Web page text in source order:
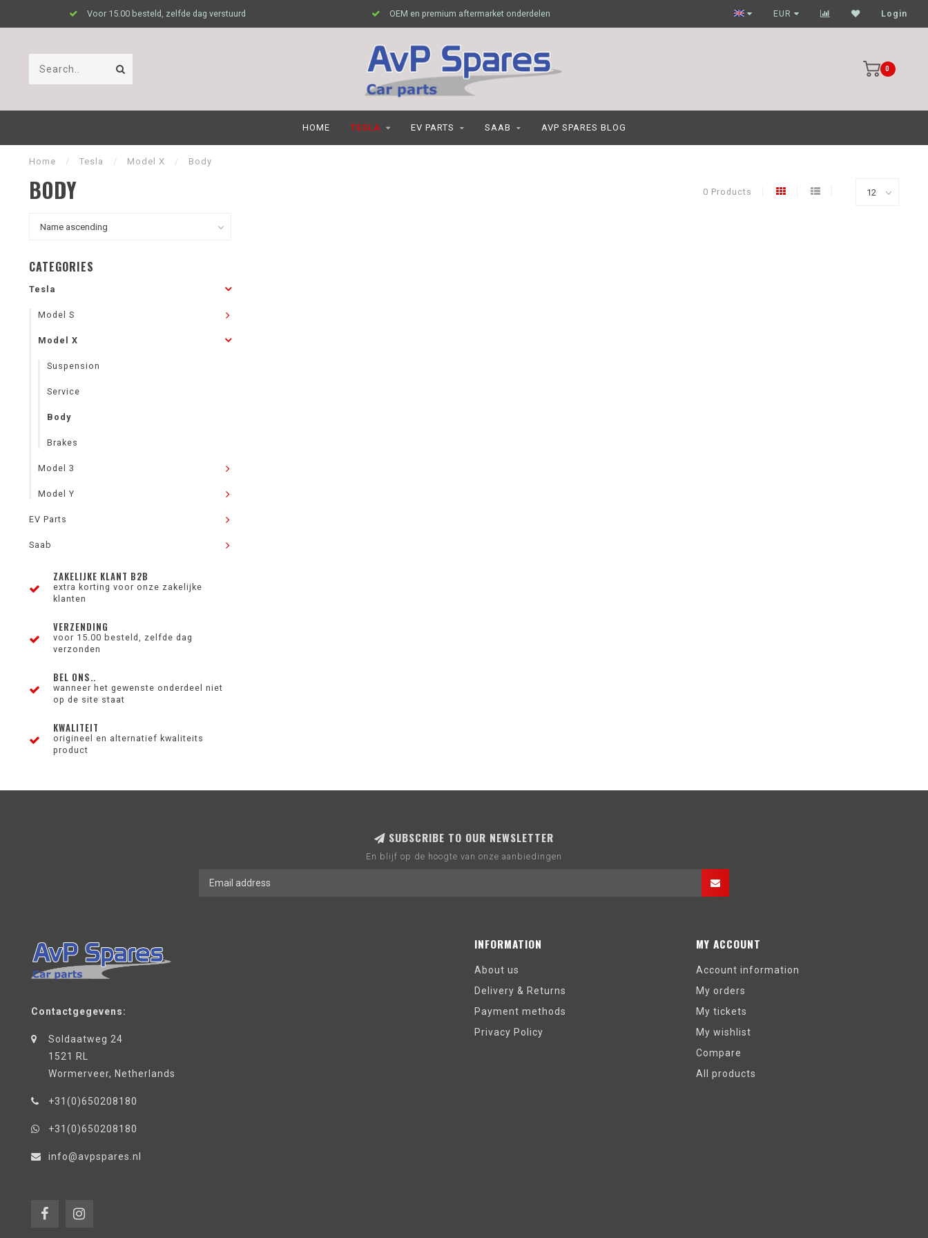
Voor 15.00 besteld, zelfde dag verstuurd OEM en premium aftermarket onderdelen Garagehouders nog scherpere prijzen
EUR Login
0
HOME TESLA EV PARTS SAAB AVP SPARES BLOG
Home / Tesla / Model X / Body
BODY 0 Products
CATEGORIES
Tesla
Model S
Model X
Suspension
Service
Body
Brakes
Model 3
Model Y
EV Parts
Saab
ZAKELIJKE KLANT B2B
extra korting voor onze zakelijke
klanten
VERZENDING
voor 15.00 besteld, zelfde dag
verzonden
BEL ONS..
wanneer het gewenste onderdeel niet
op de site staat
KWALITEIT
origineel en alternatief kwaliteits
product
SUBSCRIBE TO OUR NEWSLETTER
En blijf op de hoogte van onze aanbiedingen
Contactgegevens:
Soldaatweg 24
1521 RL
Wormerveer, Netherlands
+31(0)650208180
+31(0)650208180
info@avpspares.nl
INFORMATION
About us
Delivery & Returns
Payment methods
Privacy Policy
MY ACCOUNT
Account information
My orders
My tickets
My wishlist
Compare
All products